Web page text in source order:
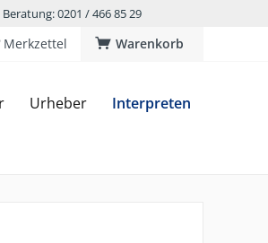
0201 / 466 85 29
Warenkorb
Merkzettel
Urheber Interpreten